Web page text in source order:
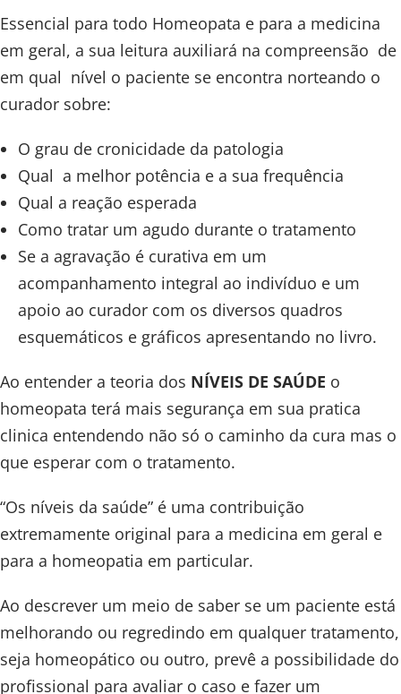
Essencial para todo Homeopata e para a medicina
em geral, a sua leitura auxiliará na compreensão de
em qual nível o paciente se encontra norteando o
curador sobre:
O grau de cronicidade da patologia
Qual a melhor potência e a sua frequência
Qual a reação esperada
Como tratar um agudo durante o tratamento
Se a agravação é curativa em um
acompanhamento integral ao indivíduo e um
apoio ao curador com os diversos quadros
esquemáticos e gráficos apresentando no livro.
Ao entender a teoria dos NÍVEIS DE SAÚDE o
homeopata terá mais segurança em sua pratica
clinica entendendo não só o caminho da cura mas o
que esperar com o tratamento.
“Os níveis da saúde” é uma contribuição
extremamente original para a medicina em geral e
para a homeopatia em particular.
Ao descrever um meio de saber se um paciente está
melhorando ou regredindo em qualquer tratamento,
seja homeopático ou outro, prevê a possibilidade do
profissional para avaliar o caso e fazer um